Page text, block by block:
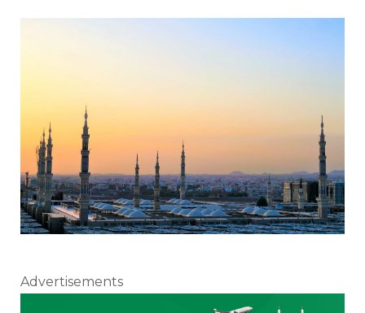
Advertisements